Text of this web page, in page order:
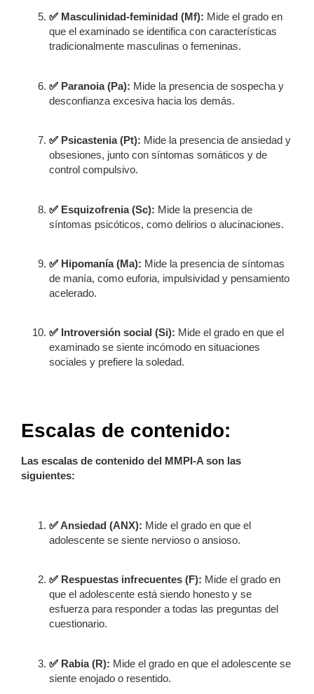
✅ Masculinidad-feminidad (Mf): Mide el grado en
que el examinado se identifica con características
tradicionalmente masculinas o femeninas.
✅ Paranoia (Pa): Mide la presencia de sospecha y
desconfianza excesiva hacia los demás.
✅ Psicastenia (Pt): Mide la presencia de ansiedad y
obsesiones, junto con síntomas somáticos y de
control compulsivo.
✅ Esquizofrenia (Sc): Mide la presencia de
síntomas psicóticos, como delirios o alucinaciones.
✅ Hipomanía (Ma): Mide la presencia de síntomas
de manía, como euforia, impulsividad y pensamiento
acelerado.
✅ Introversión social (Si): Mide el grado en que el
examinado se siente incómodo en situaciones
sociales y prefiere la soledad.
Escalas de contenido:
Las escalas de contenido del MMPI-A son las
siguientes:
✅Ansiedad (ANX): Mide el grado en que el
adolescente se siente nervioso o ansioso.
✅ Respuestas infrecuentes (F): Mide el grado en
que el adolescente está siendo honesto y se
esfuerza para responder a todas las preguntas del
cuestionario.
✅ Rabia (R): Mide el grado en que el adolescente se
siente enojado o resentido.